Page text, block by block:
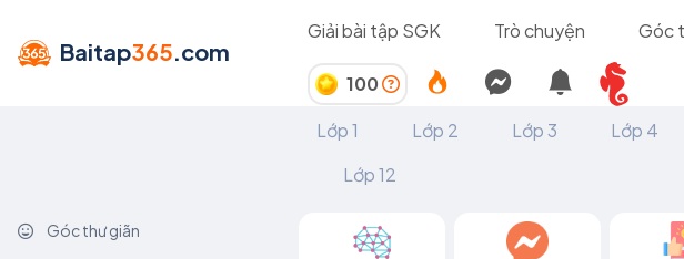
Baitap365.com
Giải bài tập SGK Trò chuyện Góc
100
Lớp 1
Lớp 2 Lớp 3 Lớp 4
Lớp 12
Góc thư giãn